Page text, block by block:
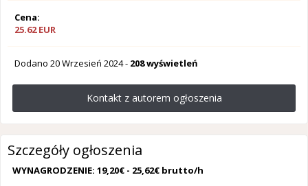
Cena:
25.62 EUR
Dodano 20 Wrzesień 2024- 208 wyświetleń
Kontakt z autorem ogłoszenia
Szczegóły ogłoszenia
WYNAGRODZENIE: 19,20€ - 25,62€ brutto/h